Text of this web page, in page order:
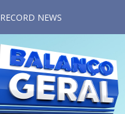
RECORD NEWS